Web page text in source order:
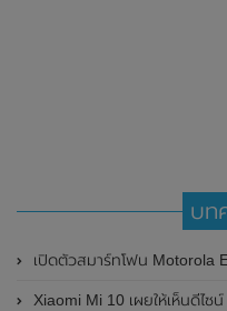
บท
เปิดตัวสมาร์ทโฟน Motorola Edge 30 Neo อย่างเป็นทางการแล้ว มาพร้อมกับห
Xiaomi Mi 10 เผยให้เห็นดีไซ